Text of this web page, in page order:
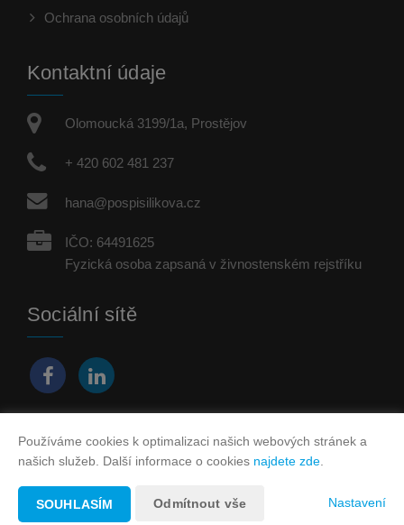
Ochrana osobních údajů
Kontaktní údaje
Olomoucká 3199/1a, Prostějov
+ 420 602 481 237
hana@pospisilikova.cz
IČO: 64491625
Fyzická osoba zapsaná v živnostenském rejstříku
Sociální sítě
Vytvořeno v systémuCHYTRÝ WEB MAKLÉŘE
Používáme cookies k optimalizaci našich webových stránek a
našich služeb. Další informace o cookies najdete zde
SOUHLASÍM Odmítnout vše Nastavení